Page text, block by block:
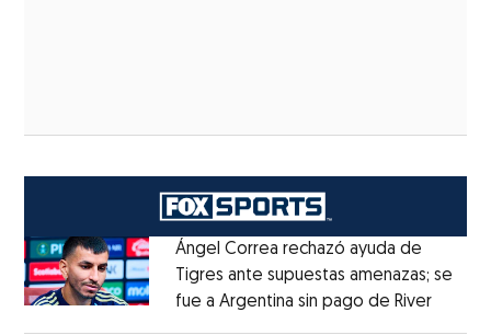
Ángel Correa rechazó ayuda de
Tigres ante supuestas amenazas; se
fue a Argentina sin pago de RiverOpens